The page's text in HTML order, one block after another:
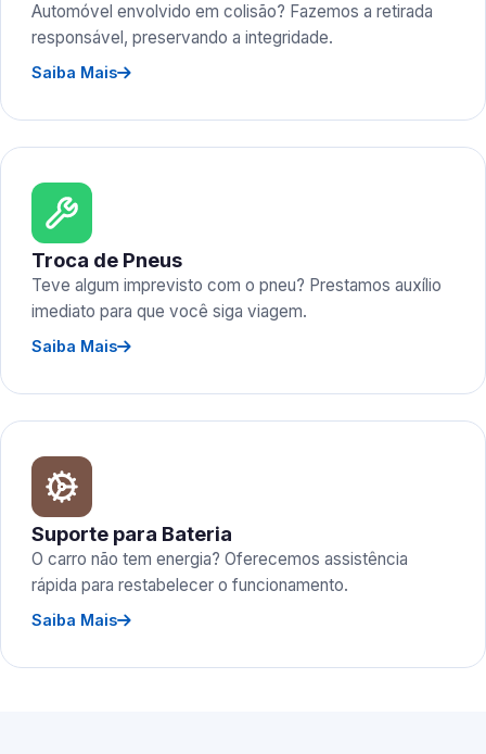
Automóvel envolvido em colisão? Fazemos a retirada
responsável, preservando a integridade.
Saiba Mais
Troca de Pneus
Teve algum imprevisto com o pneu? Prestamos auxílio
imediato para que você siga viagem.
Saiba Mais
Suporte para Bateria
O carro não tem energia? Oferecemos assistência
rápida para restabelecer o funcionamento.
Saiba Mais